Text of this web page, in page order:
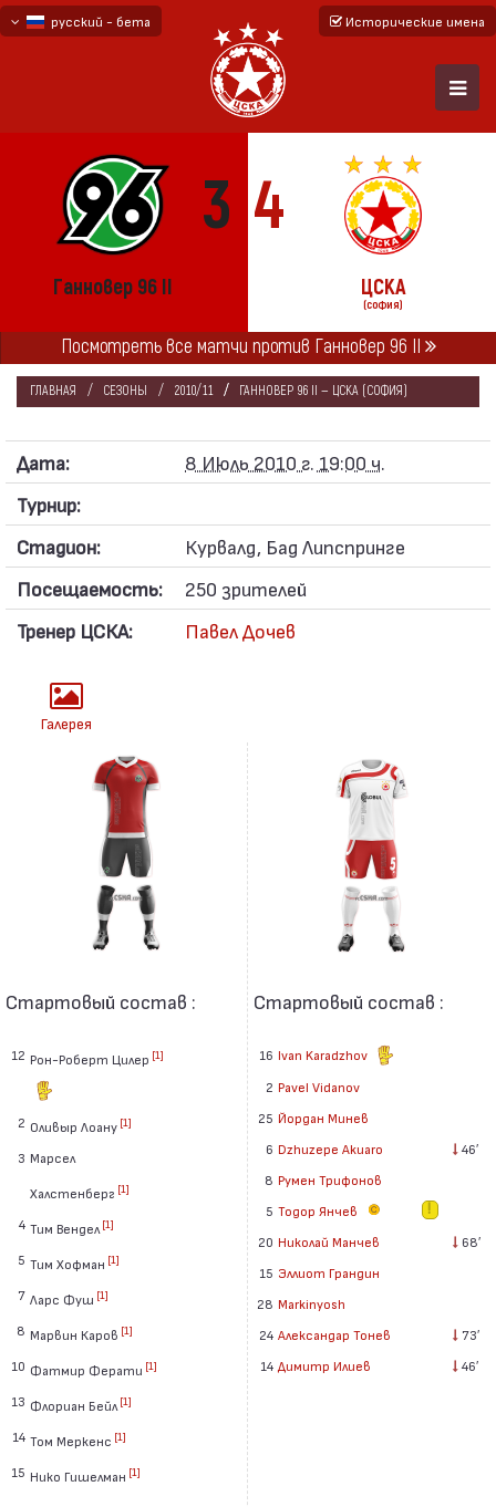
русский - бета
Исторические имена
3 4
Ганновер 96 II ЦСКА
(СОФИЯ)
Посмотреть все матчи против Ганновер 96 II
ГЛАВНАЯ СЕЗОНЫ 2010/11 ГАННОВЕР 96 II — ЦСКА (СОФИЯ)
Дата:
8 Июль 2010 г. 19:00 ч.
Турнир:
Стадион:
Курвалд, Бад Липспринге
Посещаемость:
250 зрителей
Тренер ЦСКА:
Павел Дочев
Галерея
Стартовый состав :
12 Рон-Роберт Цилер [1]
2 Оливыр Лоану [1]
3 Марсел
Халстенберг [1]
4 Тим Вендел [1]
5 Тим Хофман [1]
7 Ларс Фуш [1]
8 Марвин Каров [1]
10 Фатмир Ферати [1]
13 Флориан Бейл [1]
14 Том Меркенс [1]
15 Нико Гишелман [1]
Стартовый состав :
16 Ivan Karadzhov
2 Pavel Vidanov
25 Йордан Минев
6 Dzhuzepe Akuaro
46′
8 Румен Трифонов
5 Тодор Янчев
20 Николай Манчев
68′
15 Эллиот Грандин
28 Markinyosh
24 Александар Тонев
73′
14 Димитр Илиев 46′